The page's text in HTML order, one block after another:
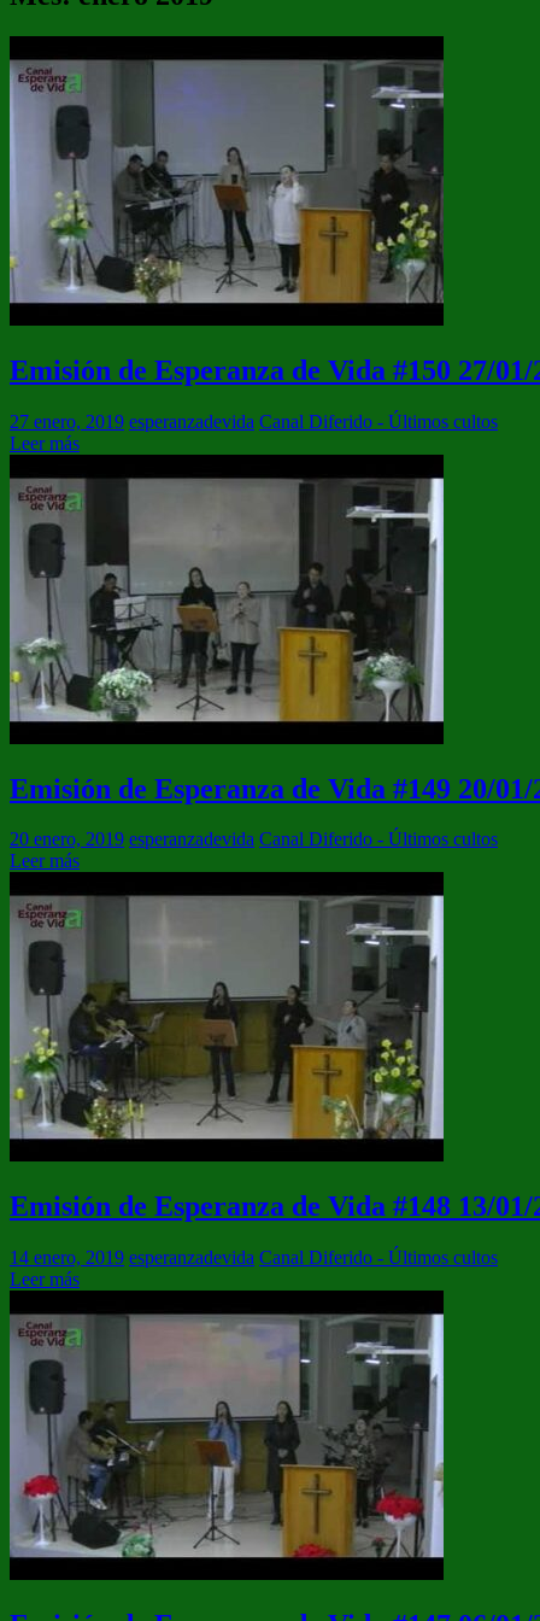
Emisión de Esperanza de Vida #150 27/01/
27 enero, 2019 esperanzadevida Canal Diferido - Últimos cultos
Leer más
Emisión de Esperanza de Vida #149 20/01/
20 enero, 2019 esperanzadevida Canal Diferido - Últimos cultos
Leer más
Emisión de Esperanza de Vida #148 13/01/
14 enero, 2019 esperanzadevida Canal Diferido - Últimos cultos
Leer más